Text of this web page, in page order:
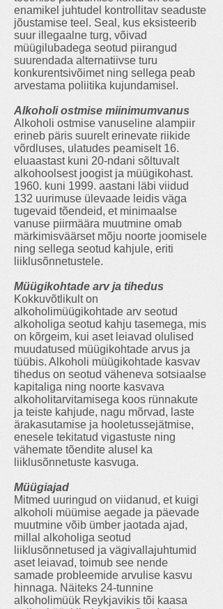
enamikel juhtudel kontrollitav seaduste
jõustamise teel. Seal, kus eksisteerib
suur illegaalne turg, võivad
müügilubadega seotud piirangud
suurendada alternatiivse turu
konkurentsivõimet ning sellega peab
arvestama poliitika kujundamisel.
Alkoholi ostmise miinimumvanus
Alkoholi ostmise vanuseline alampiir
erineb päris suurelt erinevate riikide
võrdluses, ulatudes peamiselt 16.
eluaastast kuni 20-ndani sõltuvalt
alkohoolsest joogist ja müügikohast.
1960. kuni 1999. aastani läbi viidud
132 uurimuse ülevaade leidis väga
tugevaid tõendeid, et minimaalse
vanuse piirmäära muutmine omab
märkimisväärset mõju noorte joomisele
ning sellega seotud kahjule, eriti
liiklusõnnetustele.
Müügikohtade arv ja tihedus
Kokkuvõtlikult on
alkoholimüügikohtade arv seotud
alkoholiga seotud kahju tasemega, mis
on kõrgeim, kui aset leiavad olulised
muudatused müügikohtade arvus ja
tüübis. Alkoholi müügikohtade kasvav
tihedus on seotud väheneva sotsiaalse
kapitaliga ning noorte kasvava
alkoholitarvitamisega koos rünnakute
ja teiste kahjude, nagu mõrvad, laste
ärakasutamise ja hooletussejätmise,
enesele tekitatud vigastuste ning
vähemate tõendite alusel ka
liiklusõnnetuste kasvuga.
Müügiajad
Mitmed uuringud on viidanud, et kuigi
alkoholi müümise aegade ja päevade
muutmine võib ümber jaotada ajad,
millal alkoholiga seotud
liiklusõnnetused ja vägivallajuhtumid
aset leiavad, toimub see nende
samade probleemide arvulise kasvu
hinnaga. Näiteks 24-tunnine
alkoholimüük Reykjavikis tõi kaasa